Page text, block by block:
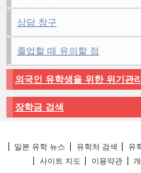
상담 창구
졸업할 때 유의할 점
외국인 유학생을 위한 위기관
장학금 검색
일본 유학 뉴스 유학처 검색 유
사이트 지도
이용약관